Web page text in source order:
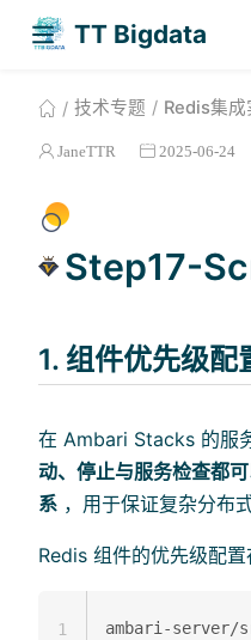
TT Bigdata
技术专题 Redis集成
JaneTTR 2025-06-24
1. 组件优先级配
在 Ambari Stacks 的服
动、停止与服务检查都
系 ，用于保证复杂分布
Redis 组件的优先级配置
1